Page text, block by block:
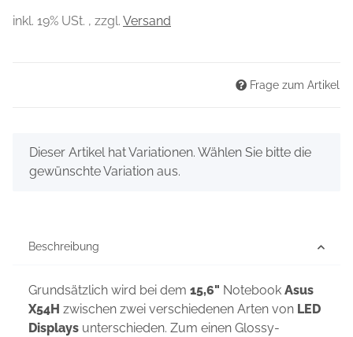
inkl. 19% USt. , zzgl. Versand
Frage zum Artikel
x
Dieser Artikel hat Variationen. Wählen Sie bitte die
gewünschte Variation aus.
Beschreibung
Grundsätzlich wird bei dem 15,6" Notebook Asus
X54H zwischen zwei verschiedenen Arten von LED
Displays unterschieden. Zum einen Glossy-